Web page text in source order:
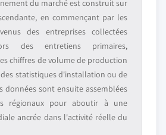
du marché est construit sur
en commençant par les
des entreprises collectées
des entretiens primaires,
chiffres de volume de production
statistiques d'installation ou de
données sont ensuite assemblées
régionaux pour aboutir à une
ancrée dans l'activité réelle du